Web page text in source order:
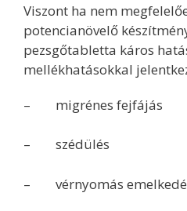
Viszont ha nem
potencianövelő
pezsgőtabletta káros
mellékhatásokkal
– migrénes fejfájás
– szédülés
– vérnyomás